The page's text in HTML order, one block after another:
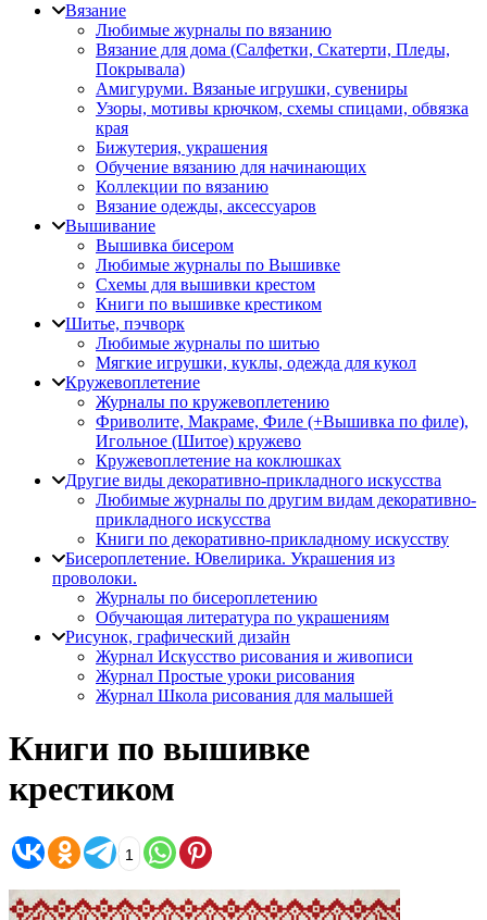
Вязание
Любимые журналы по вязанию
Вязание для дома (Салфетки, Скатерти, Пледы,
Покрывала)
Амигуруми. Вязаные игрушки, сувениры
Узоры, мотивы крючком, схемы спицами, обвязка
края
Бижутерия, украшения
Обучение вязанию для начинающих
Коллекции по вязанию
Вязание одежды, аксессуаров
Вышивание
Вышивка бисером
Любимые журналы по Вышивке
Схемы для вышивки крестом
Книги по вышивке крестиком
Шитье, пэчворк
Любимые журналы по шитью
Мягкие игрушки, куклы, одежда для кукол
Кружевоплетение
Журналы по кружевоплетению
Фриволите, Макраме, Филе (+Вышивка по филе),
Игольное (Шитое) кружево
Кружевоплетение на коклюшках
Другие виды декоративно-прикладного искусства
Любимые журналы по другим видам декоративно-
прикладного искусства
Книги по декоративно-прикладному искусству
Бисероплетение. Ювелирика. Украшения из
проволоки.
Журналы по бисероплетению
Обучающая литература по украшениям
Рисунок, графический дизайн
Журнал Искусство рисования и живописи
Журнал Простые уроки рисования
Журнал Школа рисования для малышей
Книги по вышивке
крестиком
1